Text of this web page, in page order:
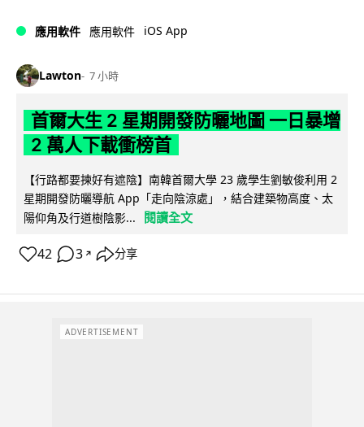
應用軟件 應用軟件 iOS App
Lawton 7 小時
首爾大生 2 星期開發防曬地圖 一日暴增
2 萬人下載衝榜首
【行路都要揀好有遮陰】南韓首爾大學 23 歲學生劉敏俊利用 2
星期開發防曬導航 App「走向陰涼處」，結合建築物高度、太
陽仰角及行道樹陰影...
閱讀全文
42 3 ↗ 分享
ADVERTISEMENT